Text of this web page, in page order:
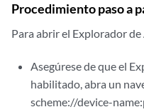
Procedimiento paso a
Para abrir el Explorador de
Asegúrese de que el
habilitado, abra un
scheme://device-